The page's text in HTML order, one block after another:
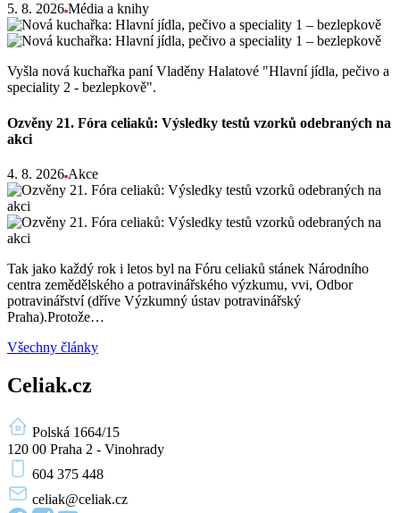
5. 8. 2026 Média a knihy
Vyšla nová kuchařka paní Vladěny Halatové "Hlavní jídla, pečivo a
speciality 2 - bezlepkově".
Ozvěny 21. Fóra celiaků: Výsledky testů vzorků odebraných na
akci
4. 8. 2026 Akce
Tak jako každý rok i letos byl na Fóru celiaků stánek Národního
centra zemědělského a potravinářského výzkumu, vvi, Odbor
potravinářství (dříve Výzkumný ústav potravinářský
Praha).Protože…
Všechny články
Celiak.cz
Polská 1664/15
120 00 Praha 2 - Vinohrady
604 375 448
celiak@celiak.cz